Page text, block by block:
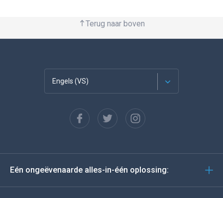
Terug naar boven
Engels (VS)
Español
Deutsch
Eén ongeëvenaarde alles-in-één oplossing: